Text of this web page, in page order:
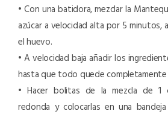
• Con una batidora, mezclar la
azúcar a velocidad alta por 5 minutos,
el huevo.
• A velocidad baja añadir los
hasta que todo quede
• Hacer bolitas de la mezcla de 1
redonda y colocarlas en una